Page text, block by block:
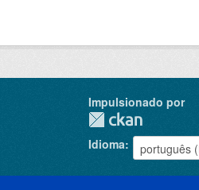
Impulsionado por
Idioma